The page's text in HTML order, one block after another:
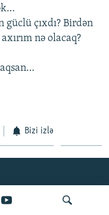
çıxdı? Birdən
nə olacaq?
Bizi izlə